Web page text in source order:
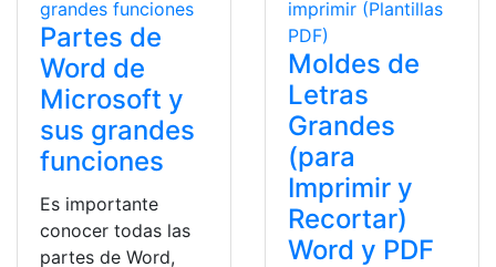
Partes de
Word de
Microsoft y
sus grandes
funciones
Es importante
conocer todas las
partes de Word,
Moldes de
Letras
Grandes
(para
Imprimir y
Recortar)
Word y PDF